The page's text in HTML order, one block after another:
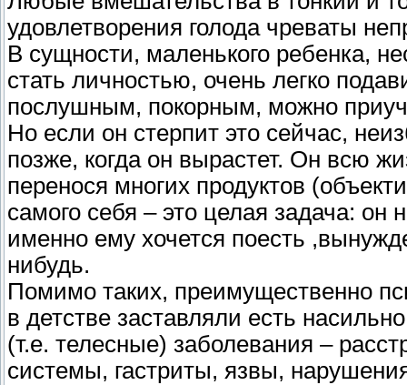
удовлетворения голода чреваты
В сущности, маленького ребенка,
стать личностью, очень легко
послушным, покорным, можно
Но если он стерпит это сейчас,
позже, когда он вырастет. Он всю
перенося многих продуктов
самого себя – это целая задача: он
именно ему хочется поесть
нибудь.
Помимо таких, преимущественно
в детстве заставляли есть
(т.е. телесные) заболевания –
системы, гастриты, язвы,